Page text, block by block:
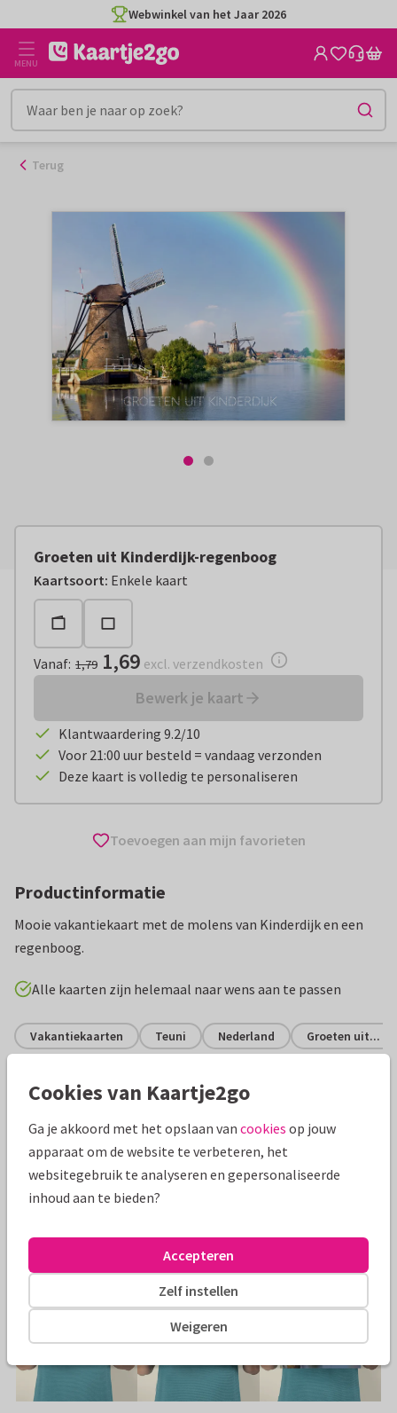
naar
inhoud
Webwinkel van het Jaar 2026
MENU
Terug
Groeten uit Kinderdijk-regenboog
Kaartsoort: Enkele kaart
Vanaf:€ 1,69 excl. verzendkosten
Vanaf: 1,79 1,69 excl. verzendkosten
Bewerk je kaart
Klantwaardering 9.2/10
Voor 21:00 uur besteld = vandaag verzonden
Deze kaart is volledig te personaliseren
Toevoegen aan mijn favorieten
Productinformatie
Mooie vakantiekaart met de molens van Kinderdijk en een
regenboog.
Alle kaarten zijn helemaal naar wens aan te passen
Vakantiekaarten Teuni Nederland Groeten uit...
Specificaties bij deze kaart
Papiersoort: Glans
Envelop: Geen, verzonden als ansichtkaart
Cookies van Kaartje2go
Ga je akkoord met het opslaan van cookies op jouw
apparaat om de website te verbeteren, het
websitegebruik te analyseren en gepersonaliseerde
inhoud aan te bieden?
Weigeren
Zelf instellen
Accepteren